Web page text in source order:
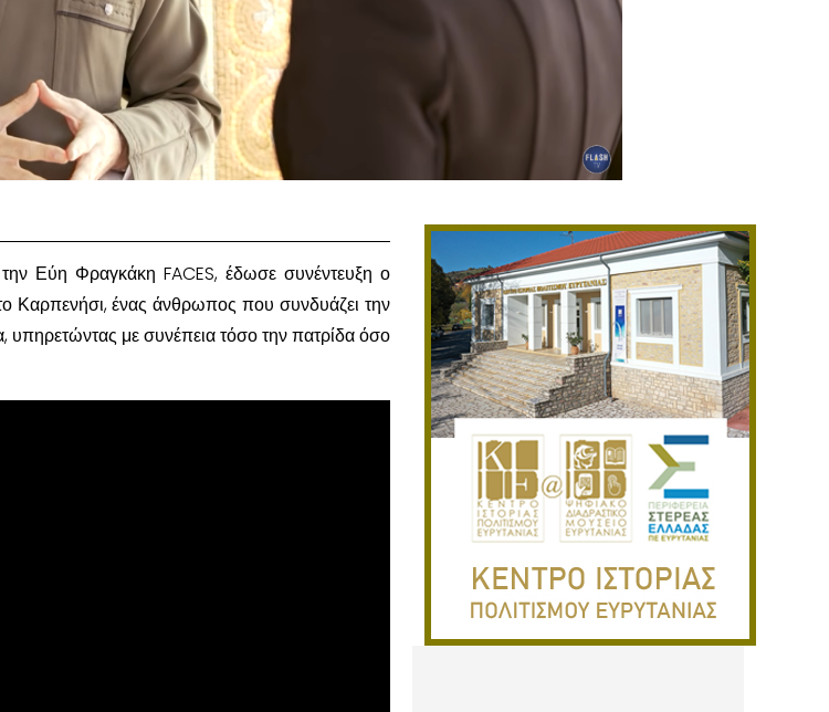
Εύη Φραγκάκη FACES, έδωσε συνέντευξη ο
Καρπενήσι, ένας άνθρωπος που συνδυάζει την
υπηρετώντας με συνέπεια τόσο την πατρίδα όσο